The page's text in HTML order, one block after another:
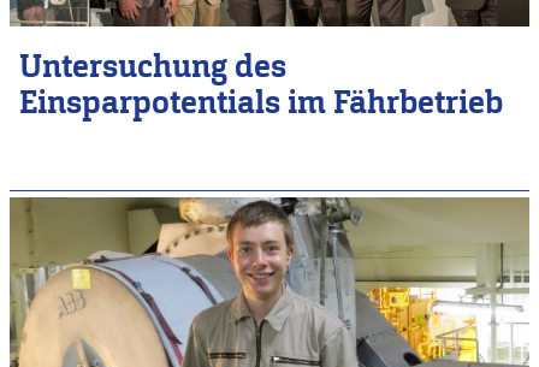
Untersuchung des
Einsparpotentials im Fährbetrieb